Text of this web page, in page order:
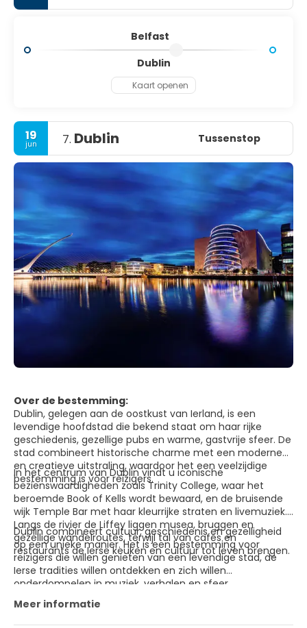
Belfast
Dublin
Kaart openen
19
jun 7. Dublin Tussenstop
Over de bestemming:
Dublin, gelegen aan de oostkust van Ierland, is een
levendige hoofdstad die bekend staat om haar rijke
geschiedenis, gezellige pubs en warme, gastvrije sfeer. De
stad combineert historische charme met een moderne
en creatieve uitstraling, waardoor het een veelzijdige
bestemming is voor reizigers.
In het centrum van Dublin vindt u iconische
bezienswaardigheden zoals Trinity College, waar het
beroemde Book of Kells wordt bewaard, en de bruisende
wijk Temple Bar met haar kleurrijke straten en livemuziek.
Langs de rivier de Liffey liggen musea, bruggen en
gezellige wandelroutes, terwijl tal van cafés en
restaurants de Ierse keuken en cultuur tot leven brengen.
Dublin combineert cultuur, geschiedenis en gezelligheid
op een unieke manier. Het is een bestemming voor
reizigers die willen genieten van een levendige stad, de
Ierse tradities willen ontdekken en zich willen
onderdompelen in muziek, verhalen en sfeer.
Meer informatie